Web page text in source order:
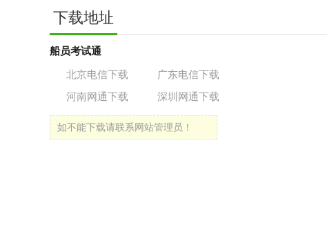
下载地址
船员考试通
北京电信下载
广东电信下载
河南网通下载
深圳网通下载
如不能下载请联系网站管理员！